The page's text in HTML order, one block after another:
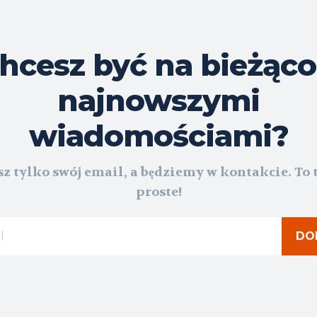
być na
najnowszymi
wiadomościami?
tylko swój email, a będziemy w kontakcie. To
proste!